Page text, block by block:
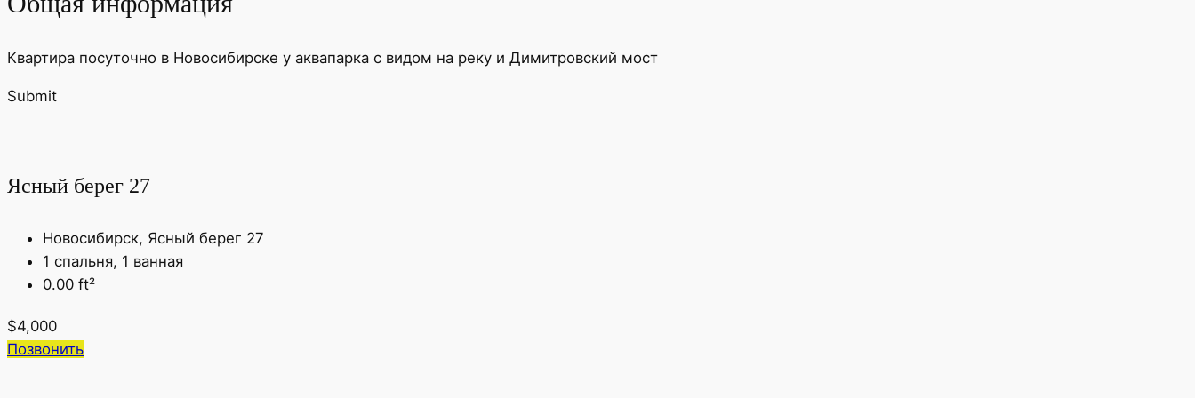
Квартира посуточно в Новосибирске у аквапарка с видом на реку и Димитровский мост
Submit
Ясный берег 27
Новосибирск, Ясный берег 27
1 спальня, 1 ванная
0.00 ft²
$4,000
Позвонить